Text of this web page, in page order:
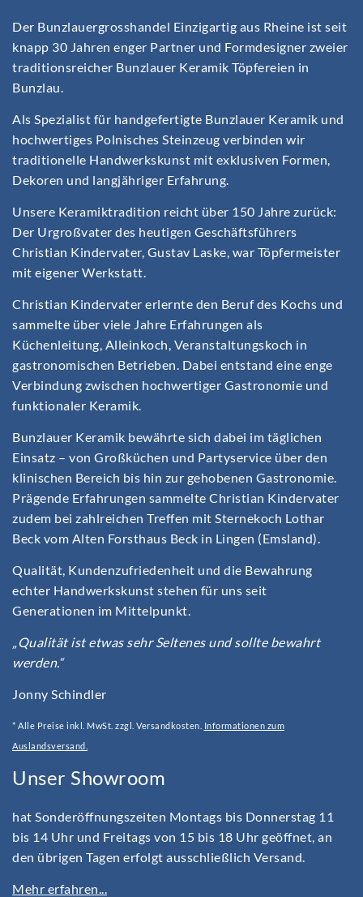
Der Bunzlauergrosshandel Einzigartig aus Rheine ist seit
knapp 30 Jahren enger Partner und Formdesigner zweier
traditionsreicher Bunzlauer Keramik Töpfereien in
Bunzlau.
Als Spezialist für handgefertigte Bunzlauer Keramik und
hochwertiges Polnisches Steinzeug verbinden wir
traditionelle Handwerkskunst mit exklusiven Formen,
Dekoren und langjähriger Erfahrung.
Unsere Keramiktradition reicht über 150 Jahre zurück:
Der Urgroßvater des heutigen Geschäftsführers
Christian Kindervater, Gustav Laske, war Töpfermeister
mit eigener Werkstatt.
Christian Kindervater erlernte den Beruf des Kochs und
sammelte über viele Jahre Erfahrungen als
Küchenleitung, Alleinkoch, Veranstaltungskoch in
gastronomischen Betrieben. Dabei entstand eine enge
Verbindung zwischen hochwertiger Gastronomie und
funktionaler Keramik.
Bunzlauer Keramik bewährte sich dabei im täglichen
Einsatz – von Großküchen und Partyservice über den
klinischen Bereich bis hin zur gehobenen Gastronomie.
Prägende Erfahrungen sammelte Christian Kindervater
zudem bei zahlreichen Treffen mit Sternekoch Lothar
Beck vom Alten Forsthaus Beck in Lingen (Emsland).
Qualität, Kundenzufriedenheit und die Bewahrung
echter Handwerkskunst stehen für uns seit
Generationen im Mittelpunkt.
„Qualität ist etwas sehr Seltenes und sollte bewahrt
werden.“
Jonny Schindler
* Alle Preise inkl. MwSt. zzgl. Versandkosten. Informationen zum
Auslandsversand.
Unser Showroom
hat Sonderöffnungszeiten Montags bis Donnerstag 11
bis 14 Uhr und Freitags von 15 bis 18 Uhr geöffnet, an
den übrigen Tagen erfolgt ausschließlich Versand.
Mehr erfahren...